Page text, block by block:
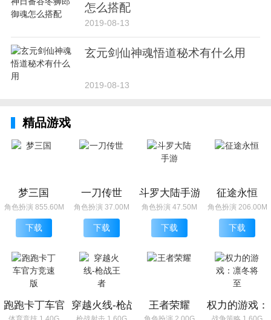
怎么搭配
2019-08-13
玄元剑仙神魂悟道秘术有什么用
2019-08-13
精品游戏
梦三国
角色扮演 855.60M
下载
一刀传世
角色扮演 37.00M
下载
斗罗大陆手游
角色扮演 47.50M
下载
征途永恒
角色扮演 206.00M
下载
跑跑卡丁车官方竞速版穿越火线-枪战王者王者荣耀 权力的游戏